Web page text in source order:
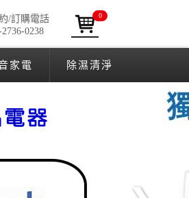
/訂購電話
2736-0238
0
家電 除濕清淨